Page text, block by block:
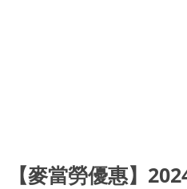
【麥當勞優惠】